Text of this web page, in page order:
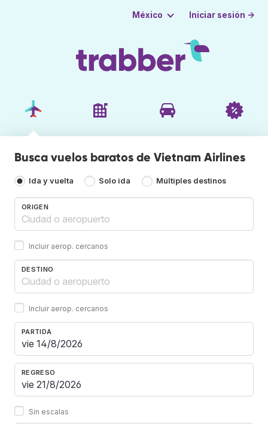
México Iniciar sesión →
Busca vuelos baratos de Vietnam Airlines
Ida y vuelta Solo ida Múltiples destinos
ORIGEN
Incluir aerop. cercanos
DESTINO
Incluir aerop. cercanos
PARTIDA
REGRESO
Sin escalas